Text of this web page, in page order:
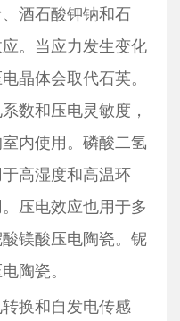
酒石酸钾钠和石
。当应力发生变化
晶体会取代石英。
数和压电灵敏度，
内使用。磷酸二氢
高湿度和高温环
压电效应也用于多
镁酸压电陶瓷。铌
陶瓷。
换和自发电传感